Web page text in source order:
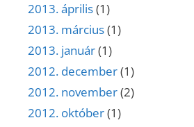
2013. április(1)
2013. március(1)
2013. január(1)
2012. december(1)
2012. november(2)
2012. október(1)